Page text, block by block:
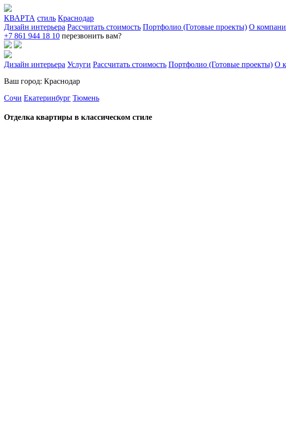
КВАРТА стиль Краснодар
Дизайн интерьера Рассчитать стоимость Портфолио (Готовые проекты) О
+7 861 944 18 10 перезвонить вам?
Дизайн интерьера Услуги Рассчитать стоимость Портфолио (Готовые проекты) О
Ваш город: Краснодар
Сочи Екатеринбург Тюмень
Отделка квартиры в классическом стиле